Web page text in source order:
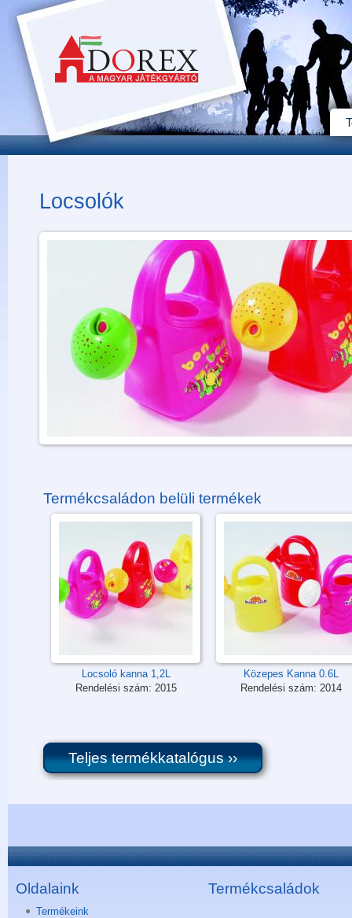
Locsolók
Termékcsaládon belüli termékek
Locsoló kanna 1,2L
Rendelési szám: 2015
Közepes Kanna 0.6L
Rendelési szám: 2014
Teljes termékkatalógus ››
Oldalaink
Termékeink
Termékcsaládok